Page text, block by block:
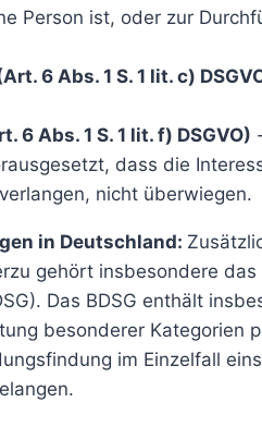
Person ist, oder zur
6 Abs. 1 S. 1 lit. c)
6 Abs. 1 S. 1 lit. f) DSGVO)
dass die
nicht überwiegen.
in Deutschland:
gehört insbesondere
Das BDSG enthält
besonderer
im Einzelfall